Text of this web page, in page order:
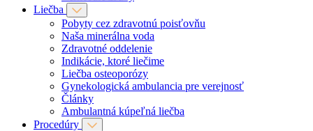
Liečba
Pobyty cez zdravotnú poisťovňu
Naša minerálna voda
Zdravotné oddelenie
Indikácie, ktoré liečime
Liečba osteoporózy
Gynekologická ambulancia pre verejnosť
Články
Ambulantná kúpeľná liečba
Procedúry